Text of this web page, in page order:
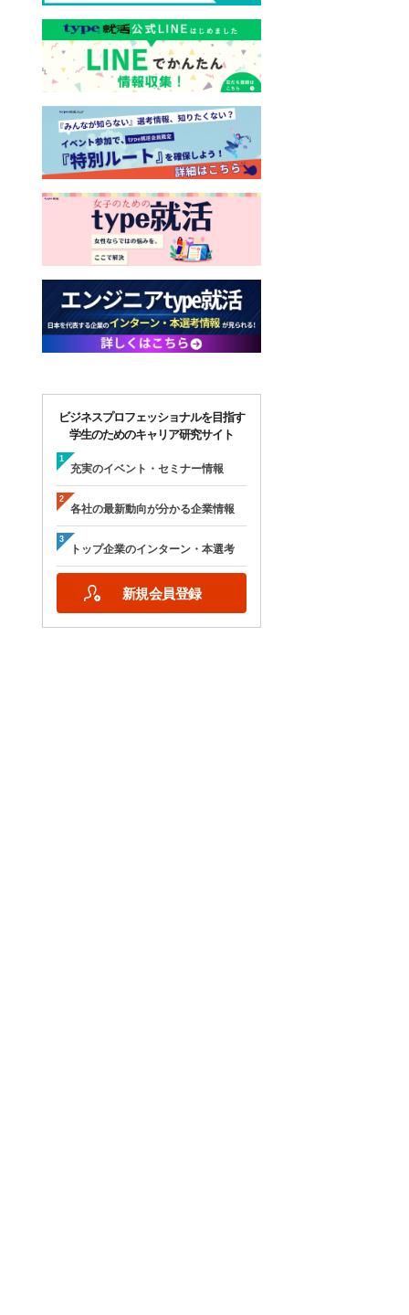
ビジネスプロフェッショナルを目指す
学生のためのキャリア研究サイト
充実のイベント・セミナー情報
各社の最新動向が分かる企業情報
トップ企業のインターン・本選考
新規会員登録